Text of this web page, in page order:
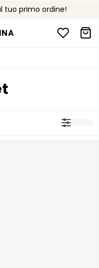
tuo primo ordine!
sopra i €75